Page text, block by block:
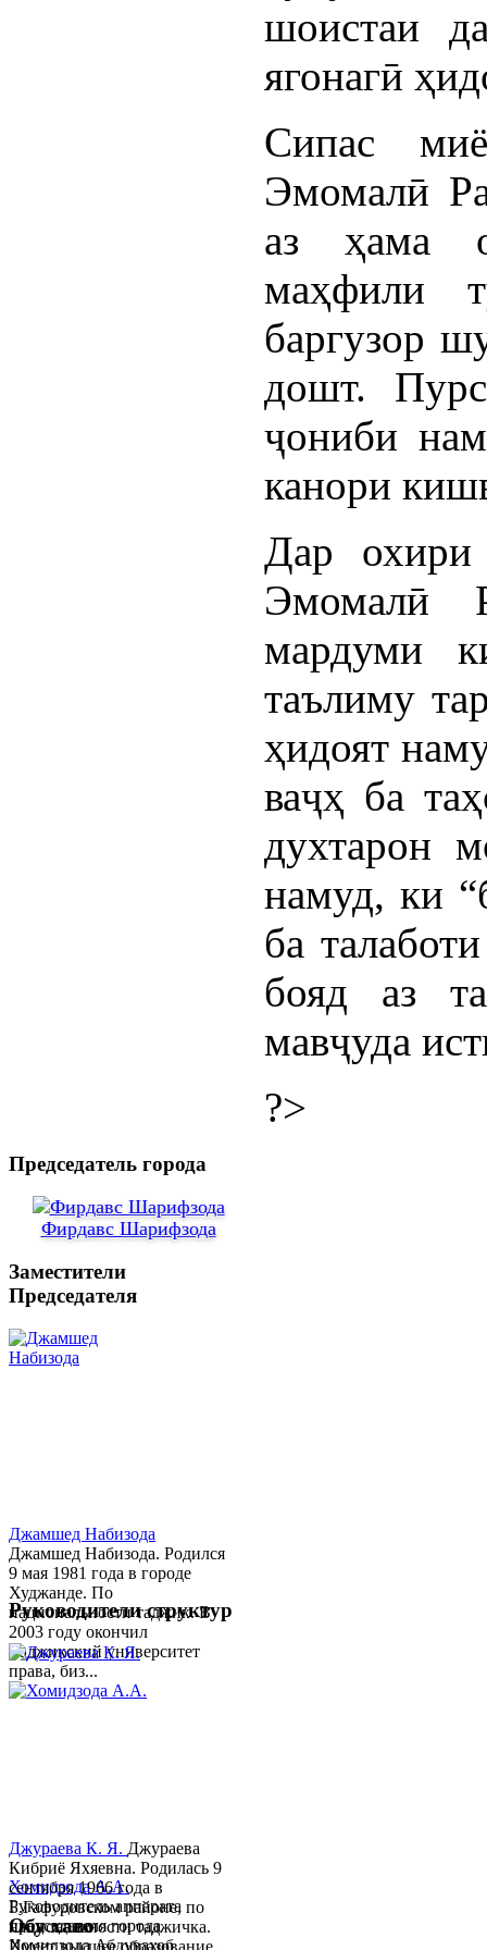
шоистаи
ягонагӣ
Сипас
Эмомалӣ
аз ҳама
маҳфили
баргузор
дошт.
ҷониби
канори
Дар охири
Эмомалӣ
мардуми
таълиму
ҳидоят
ваҷҳ ба
духтарон
намуд, ки
ба
бояд аз
мавҷуда
?>
Председатель города
Фирдавс Шарифзода
Заместители
Председателя
Джамшед Набизода
Джамшед Набизода. Родился
9 мая 1981 года в городе
Худжанде. По
национальности таджик. В
2003 году окончил
Таджикский университет
права, биз...
Хомидзода А.А.
Руководитель аппарата
председателя города
Хомидзода Абдувахоб
Руководители структур
Джураева К. Я. Джураева
Кибриё Яхяевна. Родилась 9
сентября 1966 года в
Б.Гафуровском районе, по
национальности таджичка.
Обу хаво